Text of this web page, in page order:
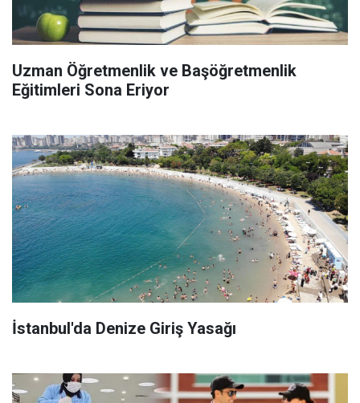
Uzman Öğretmenlik ve Başöğretmenlik
Eğitimleri Sona Eriyor
İstanbul'da Denize Giriş Yasağı